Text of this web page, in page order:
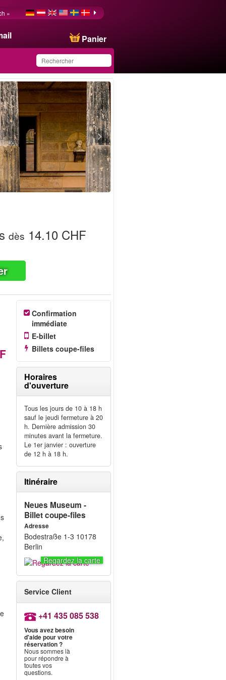
Panier
»
Ce produit a été
sauvegardé dans votre
liste.
dès 14.10 CHF
Confirmation
immédiate
E-billet
Billets coupe-files
Horaires
d'ouverture
Tous les jours de 10 à 18 h
sauf le jeudi fermeture à 20
h. Dernière admission 30
minutes avant la fermeture.
Le 1er janvier : ouverture
de 12 h à 18 h.
Itinéraire
Neues Museum -
Billet coupe-files
Adresse
Bodestraße 1-3 10178
Berlin
Regardez la carte
Service Client
+41 435 085 538
Vous avez besoin
d'aide pour votre
réservation ?
Nous sommes là
pour répondre à
toutes vos
questions.